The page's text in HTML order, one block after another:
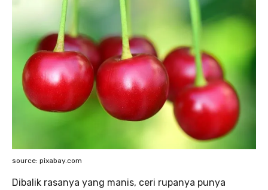
source: pixabay.com
Dibalik rasanya yang manis, ceri rupanya punya